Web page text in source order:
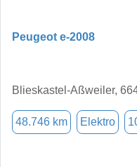
Peugeot e-2008
Blieskastel-Aßweiler,
48.746 km Elektro